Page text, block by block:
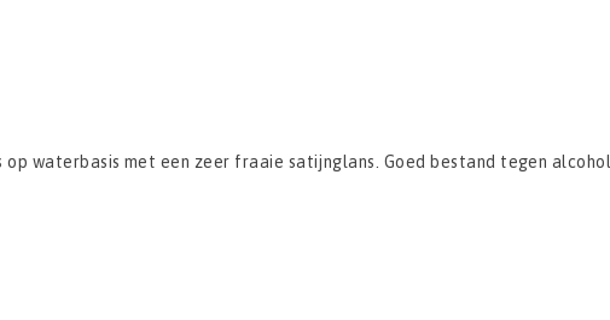
waterbasis met een zeer fraaie satijnglans. Goed bestand tegen